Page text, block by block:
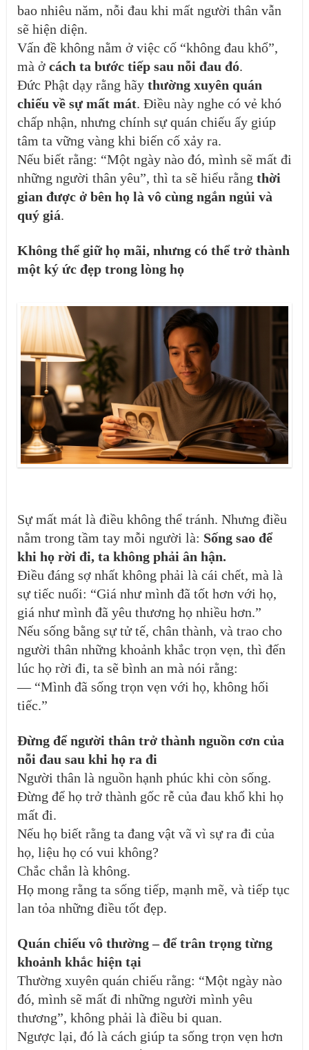
bao nhiêu năm, nỗi đau khi mất người thân vẫn
sẽ hiện diện.
Vấn đề không nằm ở việc cố “không đau khổ”,
mà ở cách ta bước tiếp sau nỗi đau đó.
Đức Phật dạy rằng hãy thường xuyên quán
chiếu về sự mất mát. Điều này nghe có vẻ khó
chấp nhận, nhưng chính sự quán chiếu ấy giúp
tâm ta vững vàng khi biến cố xảy ra.
Nếu biết rằng: “Một ngày nào đó, mình sẽ mất đi
những người thân yêu”, thì ta sẽ hiểu rằng thời
gian được ở bên họ là vô cùng ngắn ngủi và
quý giá.
Không thể giữ họ mãi, nhưng có thể trở thành
một ký ức đẹp trong lòng họ
Sự mất mát là điều không thể tránh. Nhưng điều
nằm trong tầm tay mỗi người là: Sống sao để
khi họ rời đi, ta không phải ân hận.
Điều đáng sợ nhất không phải là cái chết, mà là
sự tiếc nuối: “Giá như mình đã tốt hơn với họ,
giá như mình đã yêu thương họ nhiều hơn.”
Nếu sống bằng sự tử tế, chân thành, và trao cho
người thân những khoảnh khắc trọn vẹn, thì đến
lúc họ rời đi, ta sẽ bình an mà nói rằng:
— “Mình đã sống trọn vẹn với họ, không hối
tiếc.”
Đừng để người thân trở thành nguồn cơn của
nỗi đau sau khi họ ra đi
Người thân là nguồn hạnh phúc khi còn sống.
Đừng để họ trở thành gốc rễ của đau khổ khi họ
mất đi.
Nếu họ biết rằng ta đang vật vã vì sự ra đi của
họ, liệu họ có vui không?
Chắc chắn là không.
Họ mong rằng ta sống tiếp, mạnh mẽ, và tiếp tục
lan tỏa những điều tốt đẹp.
Quán chiếu vô thường – để trân trọng từng
khoảnh khắc hiện tại
Thường xuyên quán chiếu rằng: “Một ngày nào
đó, mình sẽ mất đi những người mình yêu
thương”, không phải là điều bi quan.
Ngược lại, đó là cách giúp ta sống trọn vẹn hơn